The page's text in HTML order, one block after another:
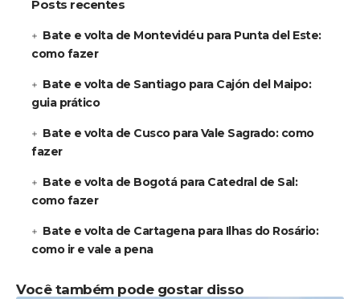
Posts recentes
Bate e volta de Montevidéu para Punta del Este:
como fazer
Bate e volta de Santiago para Cajón del Maipo:
guia prático
Bate e volta de Cusco para Vale Sagrado: como
fazer
Bate e volta de Bogotá para Catedral de Sal:
como fazer
Bate e volta de Cartagena para Ilhas do Rosário:
como ir e vale a pena
Você também pode gostar disso